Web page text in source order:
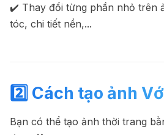
✔️ Thay đổi từng phần nhỏ trên
tóc, chi tiết nền,...
2️⃣ Cách tạo ảnh
Bạn có thể tạo ảnh thời trang